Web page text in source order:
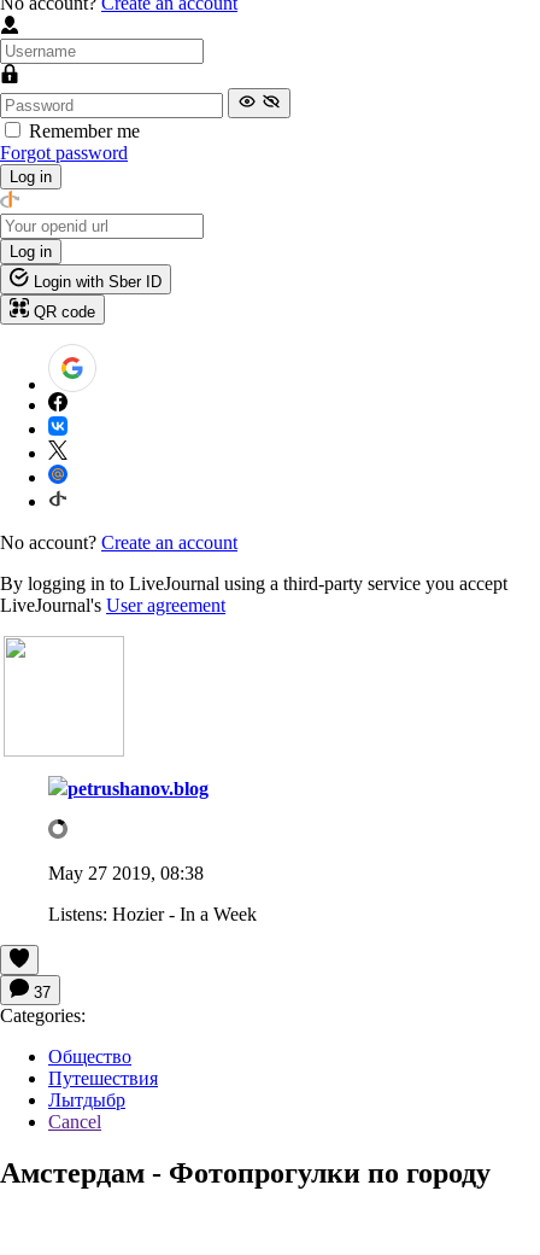
Remember me
Forgot password
Log in
Log in
Login with Sber ID
QR code
No account? Create an account
By logging in to LiveJournal using a third-party service you accept
LiveJournal's User agreement
petrushanov.blog
May 27 2019, 08:38
Listens: Hozier - In a Week
37
Categories:
Общество
Путешествия
Лытдыбр
Cancel
Амстердам - Фотопрогулки по городу